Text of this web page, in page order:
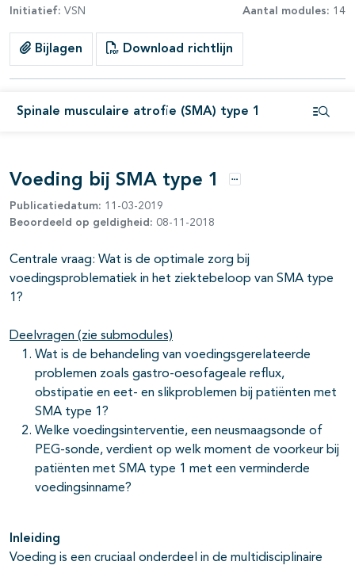
Initiatief: VSN Aantal modules: 14
Bijlagen Download richtlijn
Spinale musculaire atrofie (SMA) type 1
open- en dichtklappen
open- en dichtklappen
Voeding bij SMA type 1 Opties
Publicatiedatum: 11-03-2019
Beoordeeld op geldigheid: 08-11-2018
Centrale vraag: Wat is de optimale zorg bij
voedingsproblematiek in het ziektebeloop van SMA type
1?
Deelvragen (zie submodules)
Wat is de behandeling van voedingsgerelateerde
problemen zoals gastro-oesofageale reflux,
obstipatie en eet- en slikproblemen bij patiënten met
SMA type 1?
Welke voedingsinterventie, een neusmaagsonde of
PEG-sonde, verdient op welk moment de voorkeur bij
patiënten met SMA type 1 met een verminderde
voedingsinname?
Inleiding
Voeding is een cruciaal onderdeel in de multidisciplinaire